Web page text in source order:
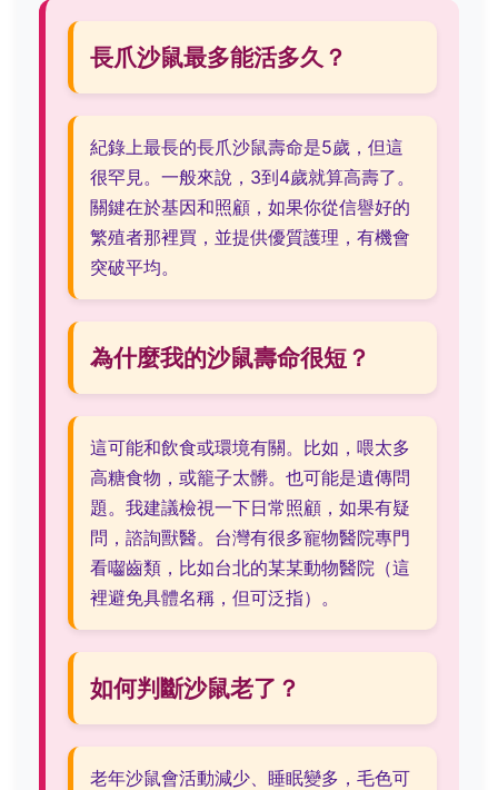
長爪沙鼠最多能活多久？
紀錄上最長的長爪沙鼠壽命是5歲，但這
很罕見。一般來說，3到4歲就算高壽了。
關鍵在於基因和照顧，如果你從信譽好的
繁殖者那裡買，並提供優質護理，有機會
突破平均。
為什麼我的沙鼠壽命很短？
這可能和飲食或環境有關。比如，喂太多
高糖食物，或籠子太髒。也可能是遺傳問
題。我建議檢視一下日常照顧，如果有疑
問，諮詢獸醫。台灣有很多寵物醫院專門
看囓齒類，比如台北的某某動物醫院（這
裡避免具體名稱，但可泛指）。
如何判斷沙鼠老了？
老年沙鼠會活動減少、睡眠變多，毛色可